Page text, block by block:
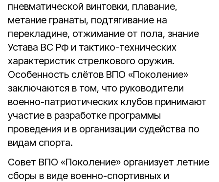
пневматической винтовки, плавание,
метание гранаты, подтягивание на
перекладине, отжимание от пола, знание
Устава ВС РФ и тактико-технических
характеристик стрелкового оружия.
Особенность слётов ВПО «Поколение»
заключаются в том, что руководители
военно-патриотических клубов принимают
участие в разработке программы
проведения и в организации судейства по
видам спорта.
Совет ВПО «Поколение» организует летние
сборы в виде военно-спортивных и